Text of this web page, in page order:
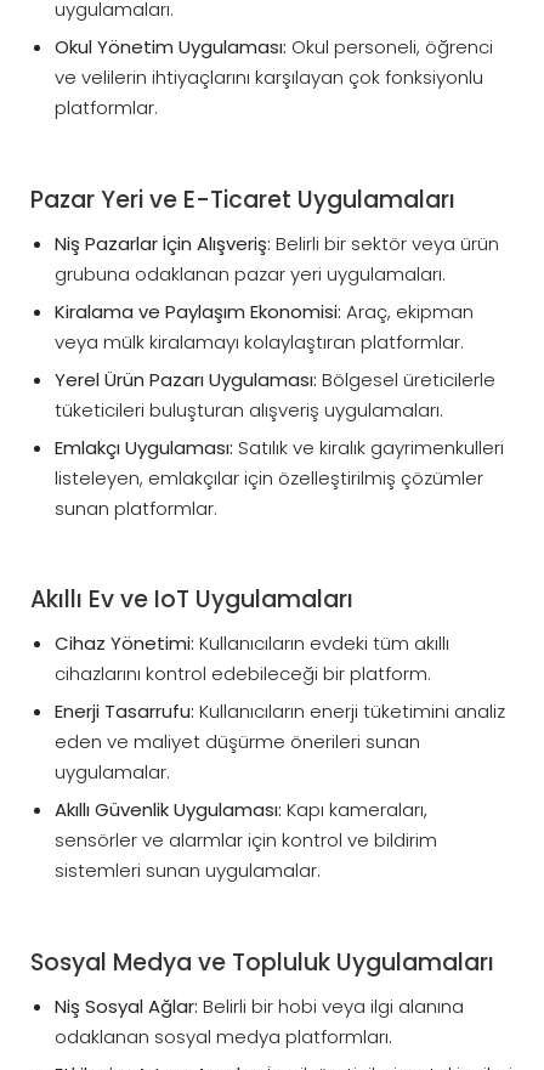
uygulamaları.
Okul Yönetim Uygulaması: Okul personeli, öğrenci
ve velilerin ihtiyaçlarını karşılayan çok fonksiyonlu
platformlar.
Pazar Yeri ve E-Ticaret Uygulamaları
Niş Pazarlar İçin Alışveriş: Belirli bir sektör veya ürün
grubuna odaklanan pazar yeri uygulamaları.
Kiralama ve Paylaşım Ekonomisi: Araç, ekipman
veya mülk kiralamayı kolaylaştıran platformlar.
Yerel Ürün Pazarı Uygulaması: Bölgesel üreticilerle
tüketicileri buluşturan alışveriş uygulamaları.
Emlakçı Uygulaması: Satılık ve kiralık gayrimenkulleri
listeleyen, emlakçılar için özelleştirilmiş çözümler
sunan platformlar.
Akıllı Ev ve IoT Uygulamaları
Cihaz Yönetimi: Kullanıcıların evdeki tüm akıllı
cihazlarını kontrol edebileceği bir platform.
Enerji Tasarrufu: Kullanıcıların enerji tüketimini analiz
eden ve maliyet düşürme önerileri sunan
uygulamalar.
Akıllı Güvenlik Uygulaması: Kapı kameraları,
sensörler ve alarmlar için kontrol ve bildirim
sistemleri sunan uygulamalar.
Sosyal Medya ve Topluluk Uygulamaları
Niş Sosyal Ağlar: Belirli bir hobi veya ilgi alanına
odaklanan sosyal medya platformları.